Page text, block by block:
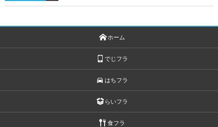
ホーム
でじフラ
はちフラ
らいフラ
食フラ